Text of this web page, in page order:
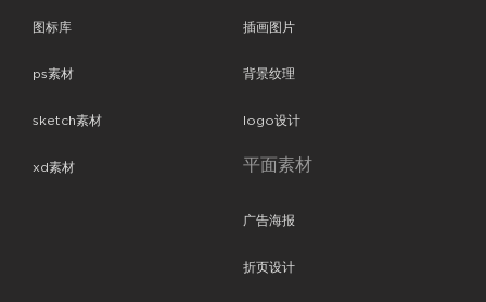
图标库
ps素材
sketch素材
xd素材
插画图片
背景纹理
logo设计
平面素材
广告海报
折页设计